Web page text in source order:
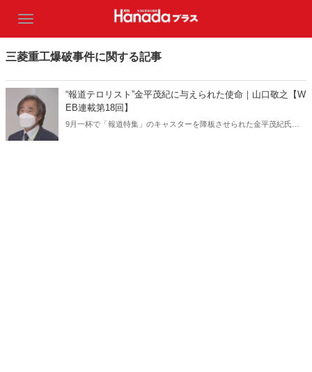
三菱重工爆破事件に関する記事
“報道テロリスト”金平茂紀に与えられた使命｜山口敬之【W
EB連載第18回】
9月一杯で「報道特集」のキャスターを降板させられた金平茂紀氏。